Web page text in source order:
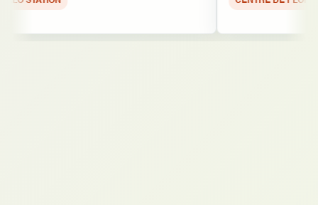
chaque participant. Leur approche
rendant l'activité accessible et plaisante pour